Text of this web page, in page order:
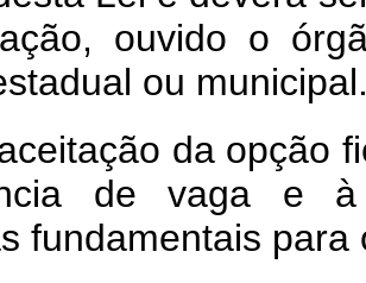
ouvido o
ou
da opção
de vaga e à
fundamentais